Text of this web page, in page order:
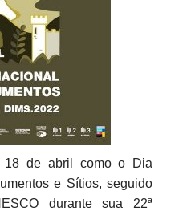
18 de abril como o Dia
e Sítios, seguido
durante sua 22ª